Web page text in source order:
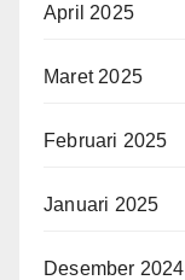
April 2025
Maret 2025
Februari 2025
Januari 2025
Desember 2024